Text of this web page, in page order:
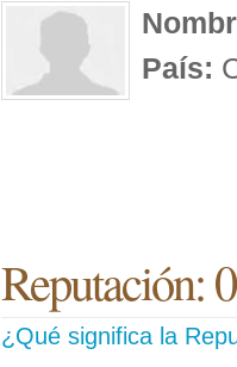
País:
Reputación: 0
¿Qué significa la